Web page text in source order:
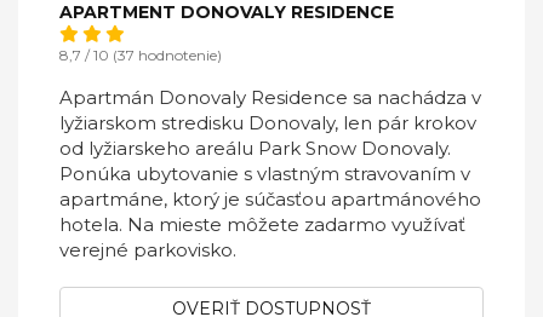
APARTMENT DONOVALY RESIDENCE
8,7 / 10 (37 hodnotenie)
Apartmán Donovaly Residence sa nachádza v
lyžiarskom stredisku Donovaly, len pár krokov
od lyžiarskeho areálu Park Snow Donovaly.
Ponúka ubytovanie s vlastným stravovaním v
apartmáne, ktorý je súčasťou apartmánového
hotela. Na mieste môžete zadarmo využívať
verejné parkovisko.
OVERIŤ DOSTUPNOSŤ